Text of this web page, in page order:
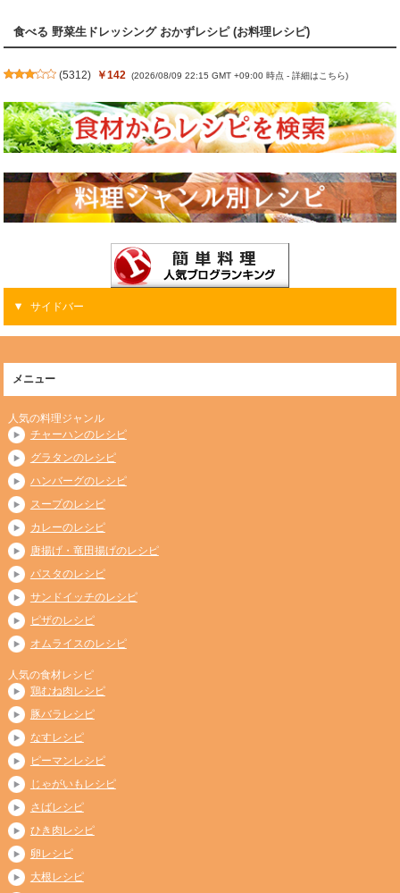
食べる 野菜生ドレッシング おかずレシピ (お料理レシピ)
(5312) ￥142 (2026/08/09 22:15 GMT +09:00 時点 -詳細はこちら)
サイドバー
メニュー
人気の料理ジャンル
チャーハンのレシピ
グラタンのレシピ
ハンバーグのレシピ
スープのレシピ
カレーのレシピ
唐揚げ・竜田揚げのレシピ
パスタのレシピ
サンドイッチのレシピ
ピザのレシピ
オムライスのレシピ
人気の食材レシピ
鶏むね肉レシピ
豚バラレシピ
なすレシピ
ピーマンレシピ
じゃがいもレシピ
さばレシピ
ひき肉レシピ
卵レシピ
大根レシピ